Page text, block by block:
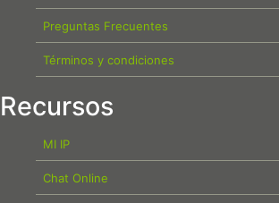
Preguntas Frecuentes
Términos y condiciones
Recursos
MI IP
Chat Online